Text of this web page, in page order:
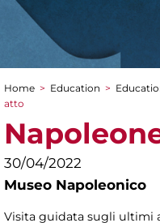
You are here
Home > Education >
atto
30/04/2022
Museo Napoleonico
Visita guidata sugli ultimi